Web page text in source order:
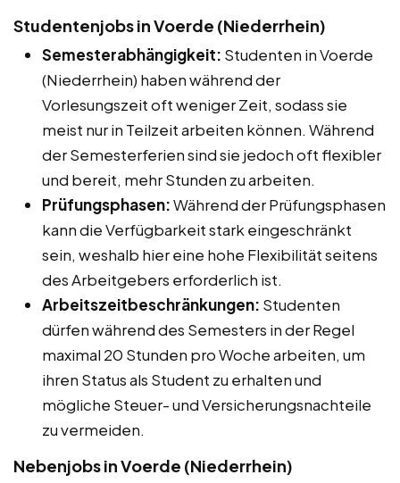
Studentenjobs in Voerde (Niederrhein)
Semesterabhängigkeit: Studenten in Voerde
(Niederrhein) haben während der
Vorlesungszeit oft weniger Zeit, sodass sie
meist nur in Teilzeit arbeiten können. Während
der Semesterferien sind sie jedoch oft flexibler
und bereit, mehr Stunden zu arbeiten.
Prüfungsphasen:Während der Prüfungsphasen
kann die Verfügbarkeit stark eingeschränkt
sein, weshalb hier eine hohe Flexibilität seitens
des Arbeitgebers erforderlich ist.
Arbeitszeitbeschränkungen: Studenten
dürfen während des Semesters in der Regel
maximal 20 Stunden pro Woche arbeiten, um
ihren Status als Student zu erhalten und
mögliche Steuer- und Versicherungsnachteile
zu vermeiden.
Nebenjobs in Voerde (Niederrhein)